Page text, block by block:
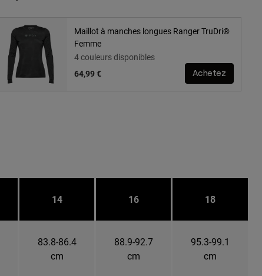
Maillot à manches longues Ranger TruDri®
Femme
4 couleurs disponibles
64,99 €
Achetez
14 16 18
83.8-86.4
cm
88.9-92.7
cm
95.3-99.1
cm